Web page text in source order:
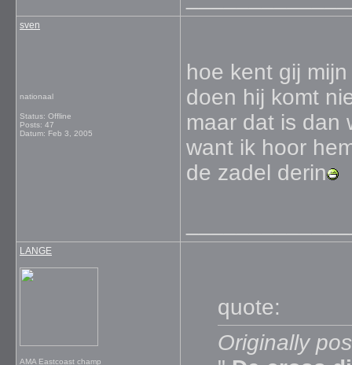
sven
nationaal
Status: Offline
Posts: 47
Datum: Feb 3, 2005
hoe kent gij
doen hij komt
maar dat is dan
want ik hoor
de zadel derin
LANGE
AMA Eastcoast champ
quote:
Originally